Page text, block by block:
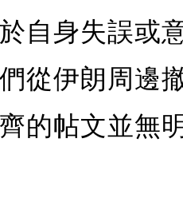
自身失誤或
從伊朗周邊
的帖文並無